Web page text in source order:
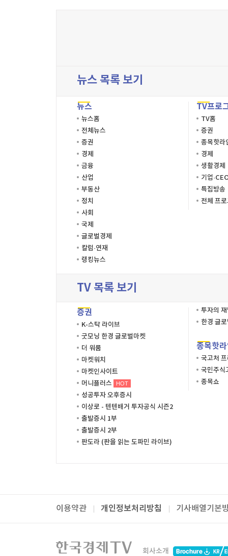
뉴스 목록 보기
뉴스
뉴스홈
전체뉴스
증권
경제
금융
산업
부동산
정치
사회
국제
글로벌경제
칼럼·연재
랭킹뉴스
TV프로
TV홈
증권
종목핫라
경제
생활경제
기업
특집방송
전체 프
TV 목록 보기
증권
K-스탁 라이브
굿모닝 한경 글로벌마켓
더 워룸
마켓워치
마켓인사이트
머니플러스
HOT
성공투자 오후증시
이상로 - 텐텐배거 투자공식 시즌2
출발증시 1부
출발증시 2부
판도라 (판을 읽는 도파민 라이브)
투자의
한경 글
종목핫
국고처
국민주식
종목쇼
이용약관 개인정보처리방침 기사배열기본
패밀리사이트
한국경제TV
회사소개